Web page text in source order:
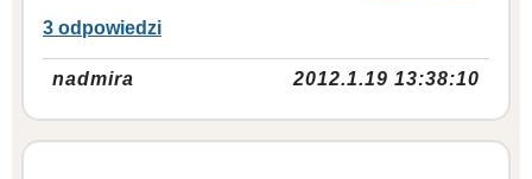
3 odpowiedzi
nadmira 2012.1.19 13:38:10